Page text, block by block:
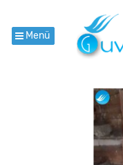
Menü